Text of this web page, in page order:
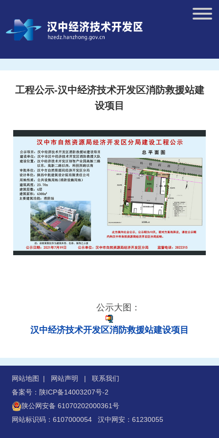
工程公示-汉中经济技术开发区消防救援站建
设项目
公示大图：
汉中经济技术开发区消防救援站建设项目
网站地图 | 网站声明 | 联系我们
备案号：陕ICP备14003207号-2
陕公网安备 61070202000361号
网站标识码：6107000054 汉中网安：61230055